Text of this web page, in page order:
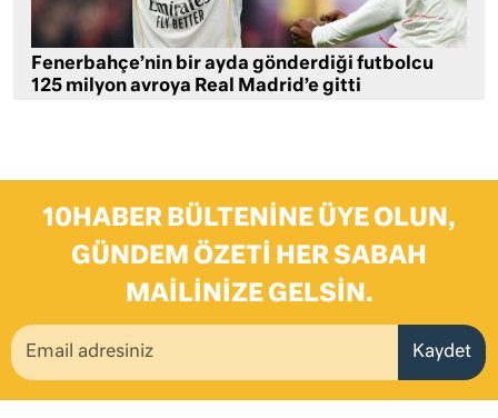
Fenerbahçe’nin bir ayda gönderdiği futbolcu
125 milyon avroya Real Madrid’e gitti
10HABER BÜLTENINE ÜYE OLUN,
GÜNDEM ÖZETI HER SABAH
MAILINIZE GELSIN.
Kaydet